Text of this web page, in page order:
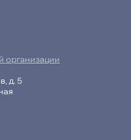
организации
д. 5